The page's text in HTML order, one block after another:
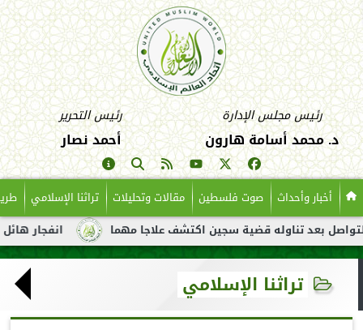
رئيس مجلس الإدارة
د. محمد أسامة هارون
رئيس التحرير
أحمد نصار
أخبار وأحداث صوت فلسطين مقالات وتحليلات تراثنا الإسلامي
انفجار هائل لناقلة تناوله قضية سجين اكتشف علاجا مهما
تراثنا الإسلامي